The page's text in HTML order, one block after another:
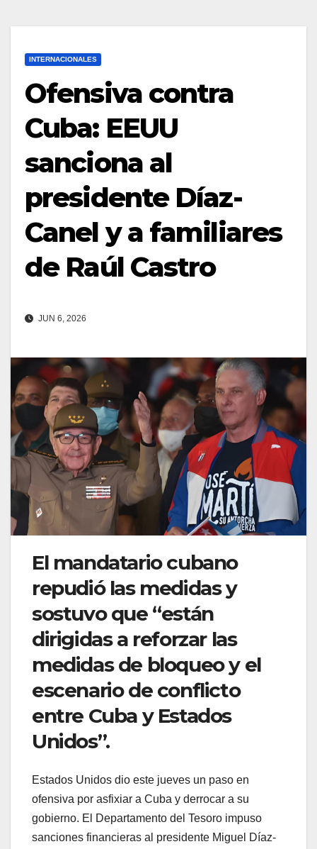
INTERNACIONALES
Ofensiva contra
Cuba: EEUU
sanciona al
presidente Díaz-
Canel y a familiares
de Raúl Castro
JUN 6, 2026
El mandatario cubano
repudió las medidas y
sostuvo que “están
dirigidas a reforzar las
medidas de bloqueo y el
escenario de conflicto
entre Cuba y Estados
Unidos”.
Estados Unidos dio este jueves un paso en
ofensiva por asfixiar a Cuba y derrocar a su
gobierno. El Departamento del Tesoro impuso
sanciones financieras al presidente Miguel Díaz-